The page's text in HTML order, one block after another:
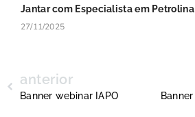
Jantar com Especialista em Petrolina
27/11/2025
anterior
Banner webinar IAPO